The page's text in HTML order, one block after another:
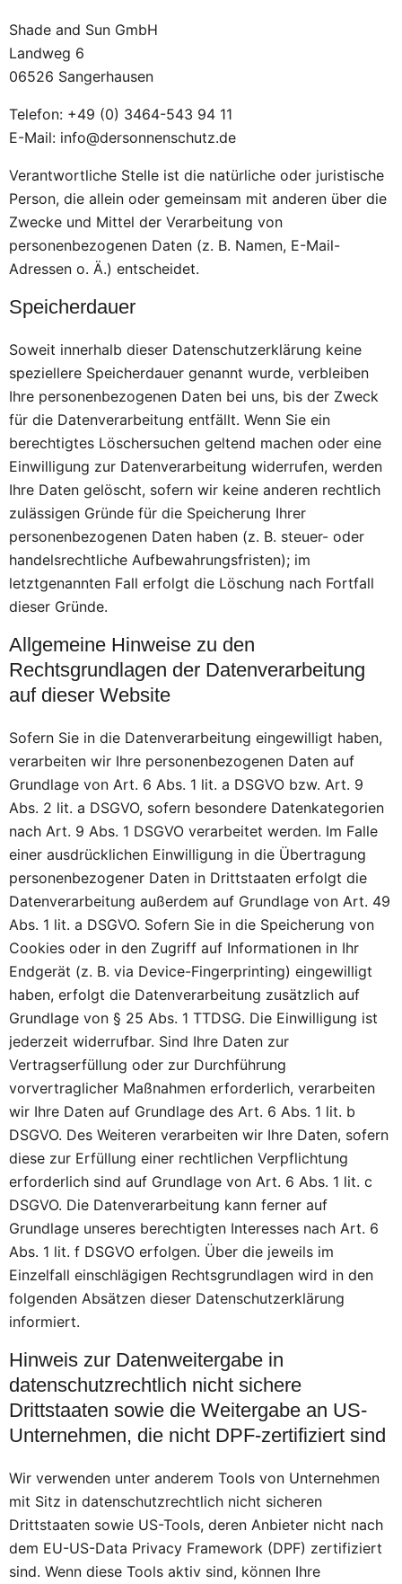
Shade and Sun GmbH
Landweg 6
06526 Sangerhausen
Telefon: +49 (0) 3464-543 94 11
E-Mail: info@dersonnenschutz.de
Verantwortliche Stelle ist die natürliche oder juristische
Person, die allein oder gemeinsam mit anderen über die
Zwecke und Mittel der Verarbeitung von
personenbezogenen Daten (z. B. Namen, E-Mail-
Adressen o. Ä.) entscheidet.
Speicherdauer
Soweit innerhalb dieser Datenschutzerklärung keine
speziellere Speicherdauer genannt wurde, verbleiben
Ihre personenbezogenen Daten bei uns, bis der Zweck
für die Datenverarbeitung entfällt. Wenn Sie ein
berechtigtes Löschersuchen geltend machen oder eine
Einwilligung zur Datenverarbeitung widerrufen, werden
Ihre Daten gelöscht, sofern wir keine anderen rechtlich
zulässigen Gründe für die Speicherung Ihrer
personenbezogenen Daten haben (z. B. steuer- oder
handelsrechtliche Aufbewahrungsfristen); im
letztgenannten Fall erfolgt die Löschung nach Fortfall
dieser Gründe.
Allgemeine Hinweise zu den
Rechtsgrundlagen der Datenverarbeitung
auf dieser Website
Sofern Sie in die Datenverarbeitung eingewilligt haben,
verarbeiten wir Ihre personenbezogenen Daten auf
Grundlage von Art. 6 Abs. 1 lit. a DSGVO bzw. Art. 9
Abs. 2 lit. a DSGVO, sofern besondere Datenkategorien
nach Art. 9 Abs. 1 DSGVO verarbeitet werden. Im Falle
einer ausdrücklichen Einwilligung in die Übertragung
personenbezogener Daten in Drittstaaten erfolgt die
Datenverarbeitung außerdem auf Grundlage von Art. 49
Abs. 1 lit. a DSGVO. Sofern Sie in die Speicherung von
Cookies oder in den Zugriff auf Informationen in Ihr
Endgerät (z. B. via Device-Fingerprinting) eingewilligt
haben, erfolgt die Datenverarbeitung zusätzlich auf
Grundlage von § 25 Abs. 1 TTDSG. Die Einwilligung ist
jederzeit widerrufbar. Sind Ihre Daten zur
Vertragserfüllung oder zur Durchführung
vorvertraglicher Maßnahmen erforderlich, verarbeiten
wir Ihre Daten auf Grundlage des Art. 6 Abs. 1 lit. b
DSGVO. Des Weiteren verarbeiten wir Ihre Daten, sofern
diese zur Erfüllung einer rechtlichen Verpflichtung
erforderlich sind auf Grundlage von Art. 6 Abs. 1 lit. c
DSGVO. Die Datenverarbeitung kann ferner auf
Grundlage unseres berechtigten Interesses nach Art. 6
Abs. 1 lit. f DSGVO erfolgen. Über die jeweils im
Einzelfall einschlägigen Rechtsgrundlagen wird in den
folgenden Absätzen dieser Datenschutzerklärung
informiert.
Hinweis zur Datenweitergabe in
datenschutzrechtlich nicht sichere
Drittstaaten sowie die Weitergabe an US-
Unternehmen, die nicht DPF-zertifiziert sind
Wir verwenden unter anderem Tools von Unternehmen
mit Sitz in datenschutzrechtlich nicht sicheren
Drittstaaten sowie US-Tools, deren Anbieter nicht nach
dem EU-US-Data Privacy Framework (DPF) zertifiziert
sind. Wenn diese Tools aktiv sind, können Ihre